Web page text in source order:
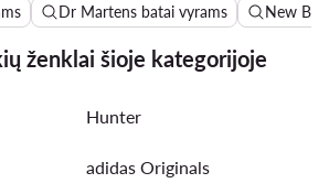
Dr Martens batai vyrams New
ženklai šioje kategorijoje
Hunter
adidas Originals